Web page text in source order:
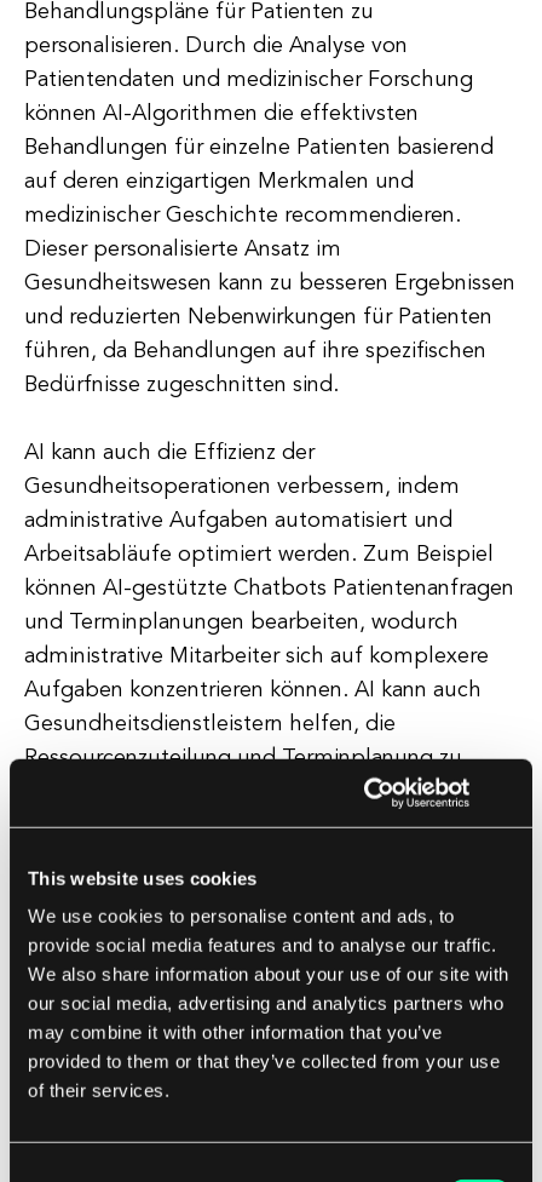
This website uses cookies
We use cookies to personalise content and ads, to
provide social media features and to analyse our traffic.
We also share information about your use of our site with
our social media, advertising and analytics partners who
may combine it with other information that you’ve
provided to them or that they’ve collected from your use
of their services.
Behandlungspläne für Patienten zu
personalisieren. Durch die Analyse von
Patientendaten und medizinischer Forschung
können AI-Algorithmen die effektivsten
Behandlungen für einzelne Patienten basierend
auf deren einzigartigen Merkmalen und
medizinischer Geschichte recommendieren.
Dieser personalisierte Ansatz im
Gesundheitswesen kann zu besseren Ergebnissen
und reduzierten Nebenwirkungen für Patienten
führen, da Behandlungen auf ihre spezifischen
Bedürfnisse zugeschnitten sind.
AI kann auch die Effizienz der
Gesundheitsoperationen verbessern, indem
administrative Aufgaben automatisiert und
Arbeitsabläufe optimiert werden. Zum Beispiel
können AI-gestützte Chatbots Patientenanfragen
und Terminplanungen bearbeiten, wodurch
administrative Mitarbeiter sich auf komplexere
Aufgaben konzentrieren können. AI kann auch
Gesundheitsdienstleistern helfen, die
Ressourcenzuteilung und Terminplanung zu
optimieren, was zu einer effizienteren Nutzung
von Zeit und Ressourcen führt.
ist ihr Potenzial, die Patientenergebnisse durch
prädiktive Analytik zu verbessern. Durch die
Analyse großer Datensätze von
Patienteninformationen können AI-Algorithmen
Muster und Trends identifizieren, die helfen
können, unerwünschte Ereignisse wie